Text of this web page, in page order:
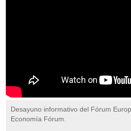
Desayuno informativo del Fórum
Economía Fórum.